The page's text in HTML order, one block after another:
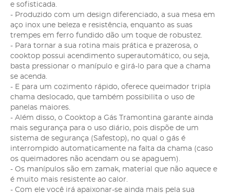
e sofisticada.
- Produzido com um design diferenciado, a sua mesa em
aço inox une beleza e resistência, enquanto as suas
trempes em ferro fundido dão um toque de robustez.
- Para tornar a sua rotina mais prática e prazerosa, o
cooktop possui acendimento superautomático, ou seja,
basta pressionar o manípulo e girá-lo para que a chama
se acenda.
- E para um cozimento rápido, oferece queimador tripla
chama deslocado, que também possibilita o uso de
panelas maiores.
- Além disso, o Cooktop a Gás Tramontina garante ainda
mais segurança para o uso diário, pois dispõe de um
sistema de segurança (Safestop), no qual o gás é
interrompido automaticamente na falta da chama (caso
os queimadores não acendam ou se apaguem).
- Os manípulos são em zamak, material que não aquece e
é muito mais resistente ao calor.
- Com ele você irá apaixonar-se ainda mais pela sua